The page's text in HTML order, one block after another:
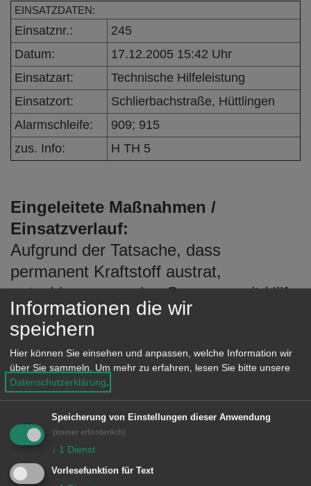
EINSATZDATEN:
Einsatznr.:
245
Datum:
17.12.2005 15:42 Uhr
Einsatzart:
Technische Hilfeleistung
Einsatzort:
Schlierbachstraße, Hüttlingen
Alarmschleife:
909; 915
zus. Info:
H TH 5
Eingeleitete Maßnahmen /
Einsatzverlauf:
Aufgrund der Tatsache, dass
permanent Kraftstoff austrat,
entschloss man, das Gespann mit Hilfe
des RW 2 und einem vor Ort
befindlichen Forstunimog mit Kran aus
dem Schlierbach zu bergen. Eine
Ölsperre mit Ölbinder wurde von
Einheiten der Feuerwehr Hüttlingen
etwa 200m unterhalb der Schadenstelle
eingebaut. Nach 1 Stunde stand der
Geländewagen wieder auf der Straße.
Informationen die wir
speichern
Hier können Sie einsehen und anpassen, welche Information wir
über Sie sammeln. Um mehr zu erfahren, lesen Sie bitte unsere
Datenschutzerklärung.
Speicherung von Einstellungen dieser Anwendung
(immer erforderlich)
↓ 1 Dienst
Vorlesefunktion für Text